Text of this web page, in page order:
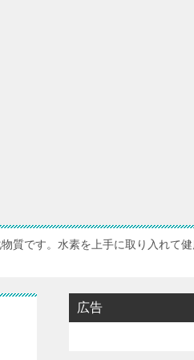
質です。水素を上手に取り入れて健
広告